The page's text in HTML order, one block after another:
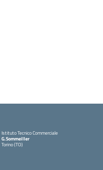
Istituto Tecnico Commerciale
G.Sommeiller
Torino (TO)